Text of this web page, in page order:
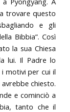
trovare questo
e gli
Bibbia”. Così
la sua Chiesa
lui. Il Padre lo
motivi per cui il
chiesto.
e cominciò a
tanto che il